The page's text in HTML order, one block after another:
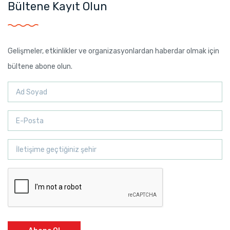
Bültene Kayıt Olun
Gelişmeler, etkinlikler ve organizasyonlardan haberdar olmak için
bültene abone olun.